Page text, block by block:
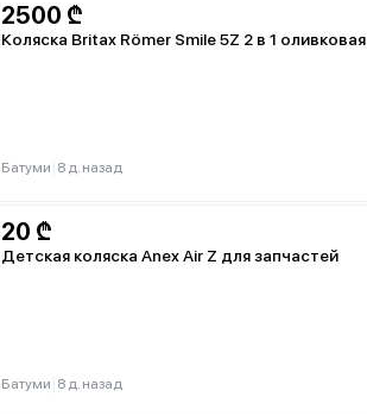
2500 ₾
Коляска Britax Römer Smile 5Z 2 в 1 оливковая
Батуми 8 д. назад
20 ₾
Детская коляска Anex Air Z для запчастей
Батуми 8 д. назад